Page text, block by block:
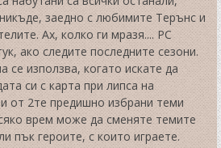
заедно с любимите Терънс и
Ах, колко ги мразя.... PC
ако следите последните сезони.
се използва, когато искате да
си с карта при липса на
от 2те предишно избрани теми
врем може да сменяте темите
пък героите, с които играете.